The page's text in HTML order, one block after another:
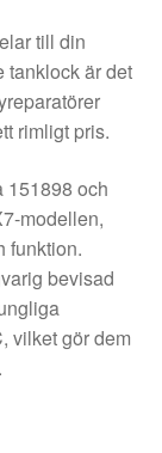
till din
tanklock är det
rimligt pris.
151898 och
modellen,
funktion.
bevisad
vilket gör dem